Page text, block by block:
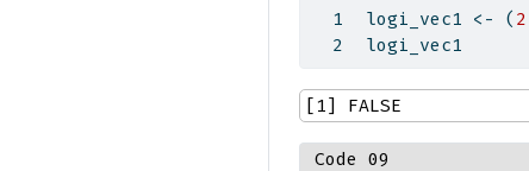
logi_vec1 <- ( 2
logi_vec1
[1] FALSE
Code 09